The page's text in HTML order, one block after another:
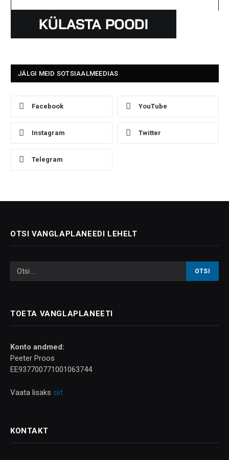
JÄLGI MEID SOTSIAALMEEDIAS
Facebook YouTube
Instagram Twitter
Telegram
OTSI VANGLAPLANEEDI LEHELT
TOETA VANGLAPLANEETI
Konto andmed:
Peeter Proos
EE937700771001063744
Vaata lisaks siit
KONTAKT